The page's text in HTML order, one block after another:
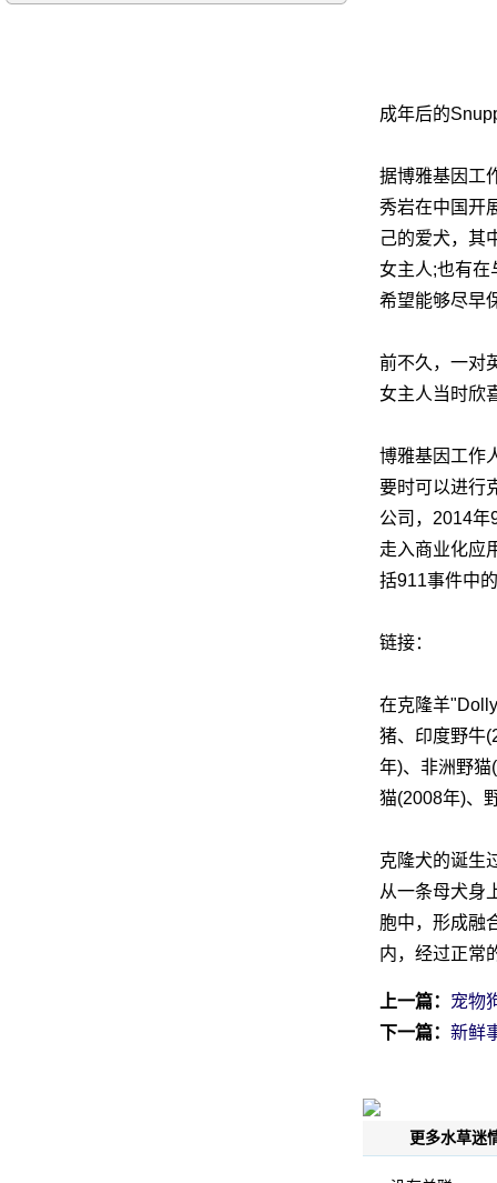
成年后的
据博雅基因工
秀岩在中国开
己的爱犬，其
女主人;也有
希望能够尽
前不久，一对
女主人当时欣
博雅基因工作
要时可以进行
公司，2014年
走入商业化应
括911事件中
链接：
在克隆羊
猪、印度野牛
年)、非洲野
猫(2008年)、
克隆犬的诞生
从一条母犬身
胞中，形成融
内，经过正常
上一篇： 宠物
下一篇： 新鲜
更多水草迷